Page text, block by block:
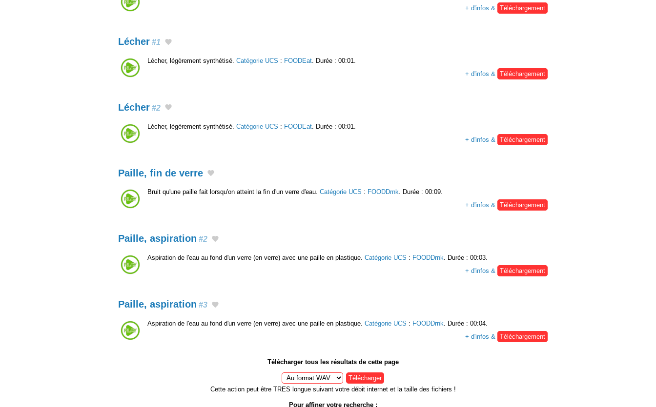
+ d'infos &
Téléchargement
Lécher #1
Lécher, légèrement synthétisé. Catégorie UCS : FOODEat . Durée : 00:01.
+ d'infos &
Téléchargement
Lécher #2
Lécher, légèrement synthétisé. Catégorie UCS : FOODEat . Durée : 00:01.
+ d'infos &
Téléchargement
Paille, fin de verre
Bruit qu'une paille fait lorsqu'on atteint la fin d'un verre d'eau. Catégorie UCS : FOODDrnk. Durée : 00:09.
+ d'infos & Téléchargement
Paille, aspiration #2
Aspiration de l'eau au fond d'un verre (en verre) avec une paille en plastique. Catégorie UCS : FOODDrnk. Durée : 00:03.
+ d'infos & Téléchargement
Paille, aspiration #3
Aspiration de l'eau au fond d'un verre (en verre) avec une paille en plastique. Catégorie UCS : FOODDrnk. Durée : 00:04.
+ d'infos & Téléchargement
Télécharger tous les résultats de cette page
Télécharger
Cette action peut être TRES longue suivant votre débit internet et la taille des fichiers !
Pour affiner votre recherche :